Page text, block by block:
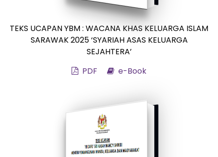
TEKS UCAPAN YBM : WACANA KHAS KELUARGA ISLAM
SARAWAK 2025 ‘SYARIAH ASAS KELUARGA
SEJAHTERA’
PDF
e-Book